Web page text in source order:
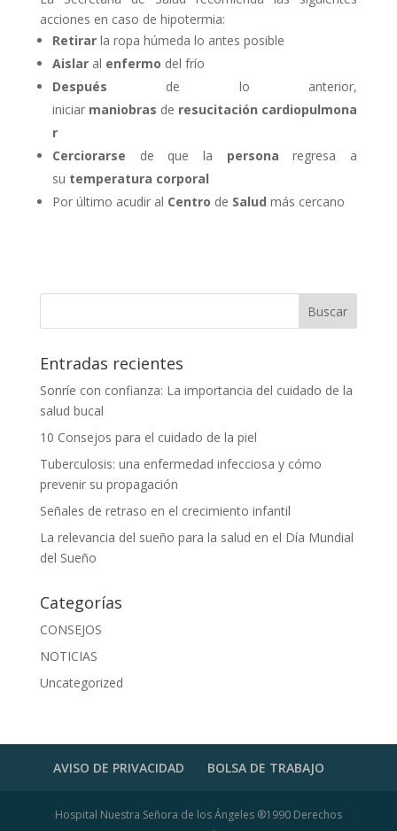
acciones en caso de hipotermia:
Retirar la ropa húmeda lo antes posible
Aislar al enfermo del frío
Después de lo anterior,
iniciar maniobras de resucitación cardiopulmona
r
Cerciorarse de que la personaregresa a
su temperatura corporal
Por último acudir al Centro de Salud más cercano
Entradas recientes
Sonríe con confianza: La importancia del cuidado de la
salud bucal
10 Consejos para el cuidado de la piel
Tuberculosis: una enfermedad infecciosa y cómo
prevenir su propagación
Señales de retraso en el crecimiento infantil
La relevancia del sueño para la salud en el Día Mundial
del Sueño
Categorías
CONSEJOS
NOTICIAS
Uncategorized
AVISO DE PRIVACIDAD BOLSA DE TRABAJO
Hospital Nuestra Señora de los Ángeles ®1990 Derechos